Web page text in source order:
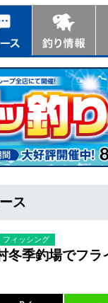
ス
フィッシング
季釣場でフラ